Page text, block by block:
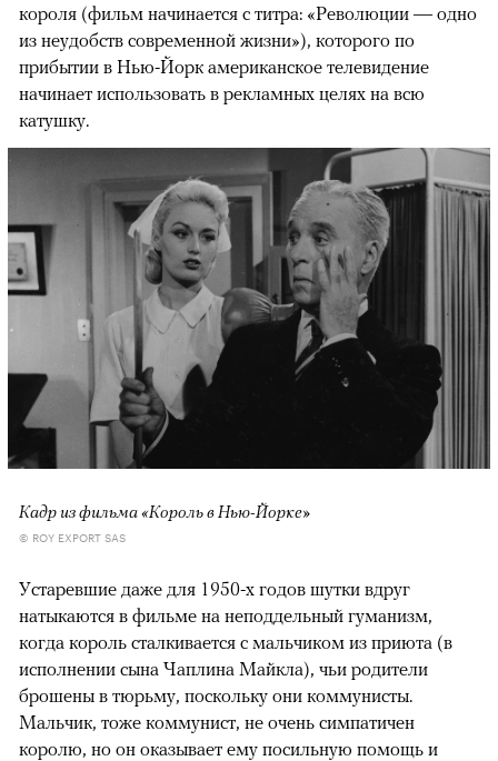
короля (фильм начинается с титра: «Революции — одно
из неудобств современной жизни»), которого по
прибытии в Нью-Йорк американское телевидение
начинает использовать в рекламных целях на всю
катушку.
Кадр из фильма «Король в Нью-Йорке»
© ROY EXPORT SAS
Устаревшие даже для 1950-х годов шутки вдруг
натыкаются в фильме на неподдельный гуманизм,
когда король сталкивается с мальчиком из приюта (в
исполнении сына Чаплина Майкла), чьи родители
брошены в тюрьму, поскольку они коммунисты.
Мальчик, тоже коммунист, не очень симпатичен
королю, но он оказывает ему посильную помощь и